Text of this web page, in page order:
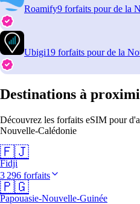
Roamify9 forfaits pour de la
Ubigi19 forfaits pour de la
Destinations à
Découvrez les forfaits eSIM pour
Nouvelle-Calédonie
🇫🇯
Fidji
3 296 forfaits
🇵🇬
Papouasie-Nouvelle-Guinée